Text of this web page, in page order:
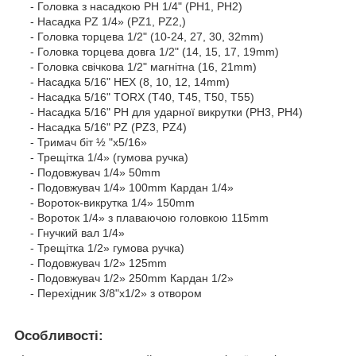
- Головка з насадкою PH 1/4" (PH1, PH2)
- Насадка PZ 1/4» (PZ1, PZ2,)
- Головка торцева 1/2" (10-24, 27, 30, 32mm)
- Головка торцева довга 1/2" (14, 15, 17, 19mm)
- Головка свічкова 1/2" магнітна (16, 21mm)
- Насадка 5/16" HEX (8, 10, 12, 14mm)
- Насадка 5/16" TORX (T40, T45, T50, T55)
- Насадка 5/16" PH для ударної викрутки (PH3, PH4)
- Насадка 5/16" PZ (PZ3, PZ4)
- Тримач біт ½ "х5/16»
- Трещітка 1/4» (гумова ручка)
- Подовжувач 1/4» 50mm
- Подовжувач 1/4» 100mm Кардан 1/4»
- Вороток-викрутка 1/4» 150mm
- Вороток 1/4» з плаваючою головкою 115mm
- Гнучкий вал 1/4»
- Трещітка 1/2» гумова ручка)
- Подовжувач 1/2» 125mm
- Подовжувач 1/2» 250mm Кардан 1/2»
- Перехідник 3/8"х1/2» з отвором
Особливості: